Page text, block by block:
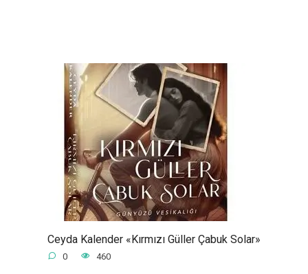
Ceyda Kalender «Kırmızı Güller Çabuk Solar»
0 460